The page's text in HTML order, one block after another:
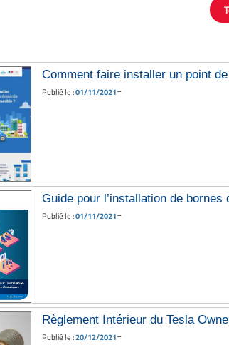
Comment faire installer un point
Publié le :01/11/2021-
Guide pour l’installation de
Publié le :01/11/2021-
Règlement Intérieur du Tesla
Publié le :20/12/2021-